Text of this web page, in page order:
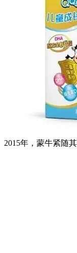
2015年，蒙牛紧随